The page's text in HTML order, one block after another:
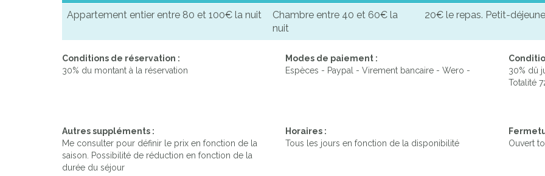
Appartement entier entre 80 et 100€ la nuit
Chambre entre 40 et 60€ la
nuit
20€ le repas. Petit-
Conditions de réservation :
30% du montant à la réservation
Modes de paiement :
Espèces - Paypal - Virement bancaire - Wero -
30% dû
Totalité
Autres suppléments :
Me consulter pour définir le prix en fonction de la
saison. Possibilité de réduction en fonction de la
durée du séjour
Horaires :
Tous les jours en fonction de la disponibilité
Ouvert